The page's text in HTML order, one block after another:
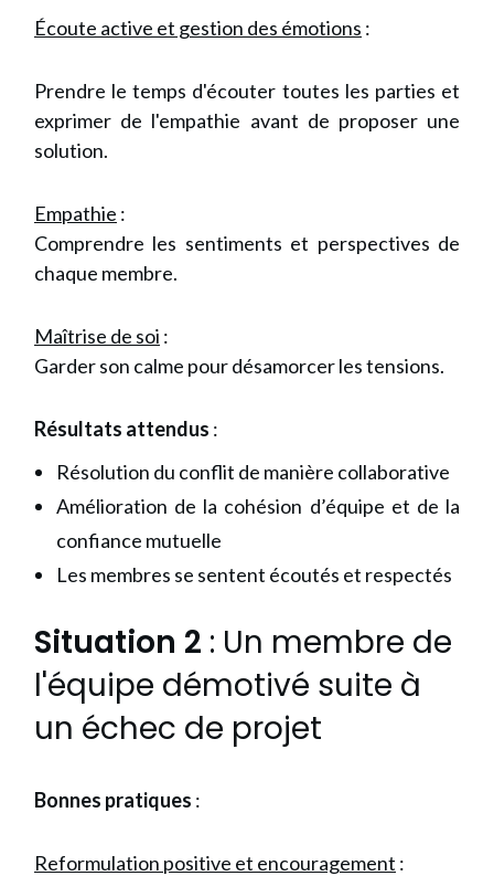
Écoute active et gestion des émotions :
Prendre le temps d'écouter toutes les parties et
exprimer de l'empathie avant de proposer une
solution.
Empathie :
Comprendre les sentiments et perspectives de
chaque membre.
Maîtrise de soi :
Garder son calme pour désamorcer les tensions.
Résultats attendus :
Résolution du conflit de manière collaborative
Amélioration de la cohésion d’équipe et de la
confiance mutuelle
Les membres se sentent écoutés et respectés
Situation 2 : Un membre de
l'équipe démotivé suite à
un échec de projet
Bonnes pratiques :
Reformulation positive et encouragement :